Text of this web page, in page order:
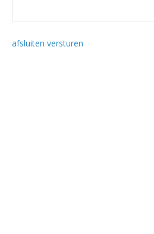
afsluiten versturen